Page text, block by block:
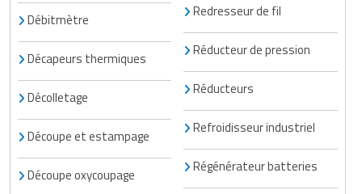
Débitmètre
Décapeurs thermiques
Décolletage
Découpe et estampage
Découpe oxycoupage
Redresseur de fil
Réducteur de pression
Réducteurs
Refroidisseur industriel
Régénérateur batteries